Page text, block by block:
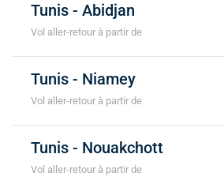
Tunis - Abidjan
Vol aller-retour à partir de
Tunis - Niamey
Vol aller-retour à partir de
Tunis - Nouakchott
Vol aller-retour à partir de